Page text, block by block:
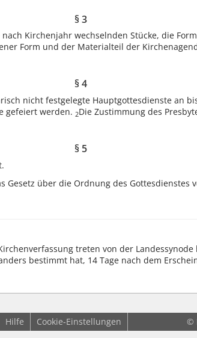
§ 3
Kirchenjahr wechselnden Stücke, die
Form und der Materialteil der
§ 4
nicht festgelegte Hauptgottesdienste an
gefeiert werden. 2Die Zustimmung des
§ 5
Gesetz über die Ordnung des Gottesdienstes
treten von der Landessynode
bestimmt hat, 14 Tage nach dem
Hilfe Cookie-Einstellungen
©